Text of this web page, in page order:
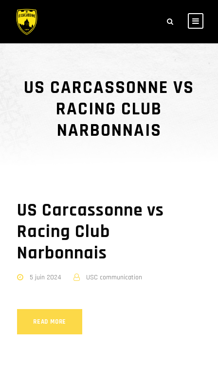
US CARCASSONNE VS
RACING CLUB
NARBONNAIS
US Carcassonne vs
Racing Club
Narbonnais
5 juin 2024 USC communication
READ MORE